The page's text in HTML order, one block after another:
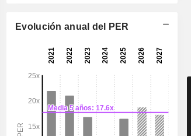
12,2x 11,1x
13,2x 11,7x
7,59 % 8,54 %
1,98 1,98
1,85 % 1,65 % 1,65 %
Evolución anual del PER